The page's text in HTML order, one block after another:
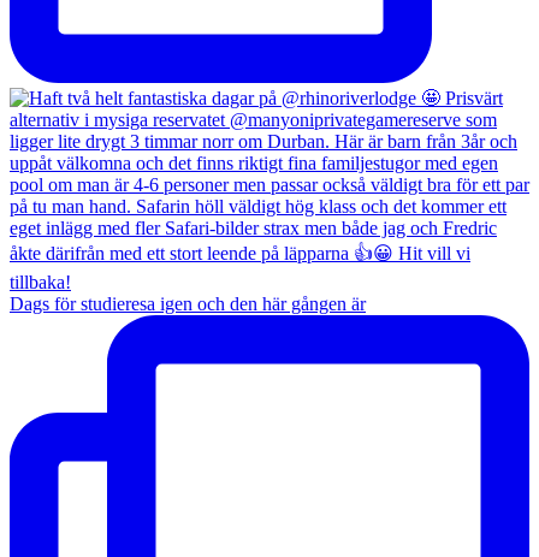
Dags för studieresa igen och den här gången är